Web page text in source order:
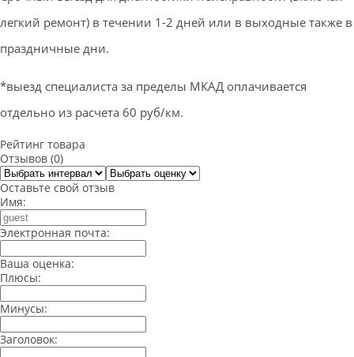
легкий ремонт) в течении 1-2 дней или в выходные также в
праздничные дни.
*выезд специалиста за пределы МКАД оплачивается
отдельно из расчета 60 руб/км.
Рейтинг товара
Отзывов (0)
Оставьте свой отзыв
Имя:
Электронная почта:
Ваша оценка:
Плюсы:
Минусы:
Заголовок: